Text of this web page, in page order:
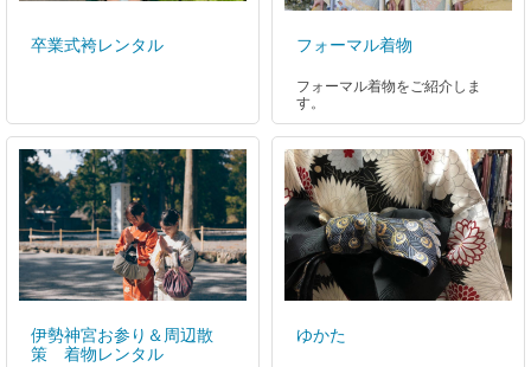
卒業式袴レンタル フォーマル着物
フォーマル着物をご紹介しま
す。
伊勢神宮お参り＆周辺散
策 着物レンタル
ゆかた